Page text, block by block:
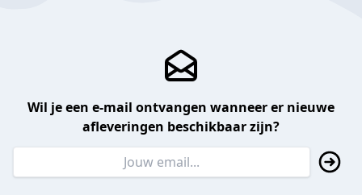
Wil je een e-mail ontvangen wanneer er nieuwe
afleveringen beschikbaar zijn?